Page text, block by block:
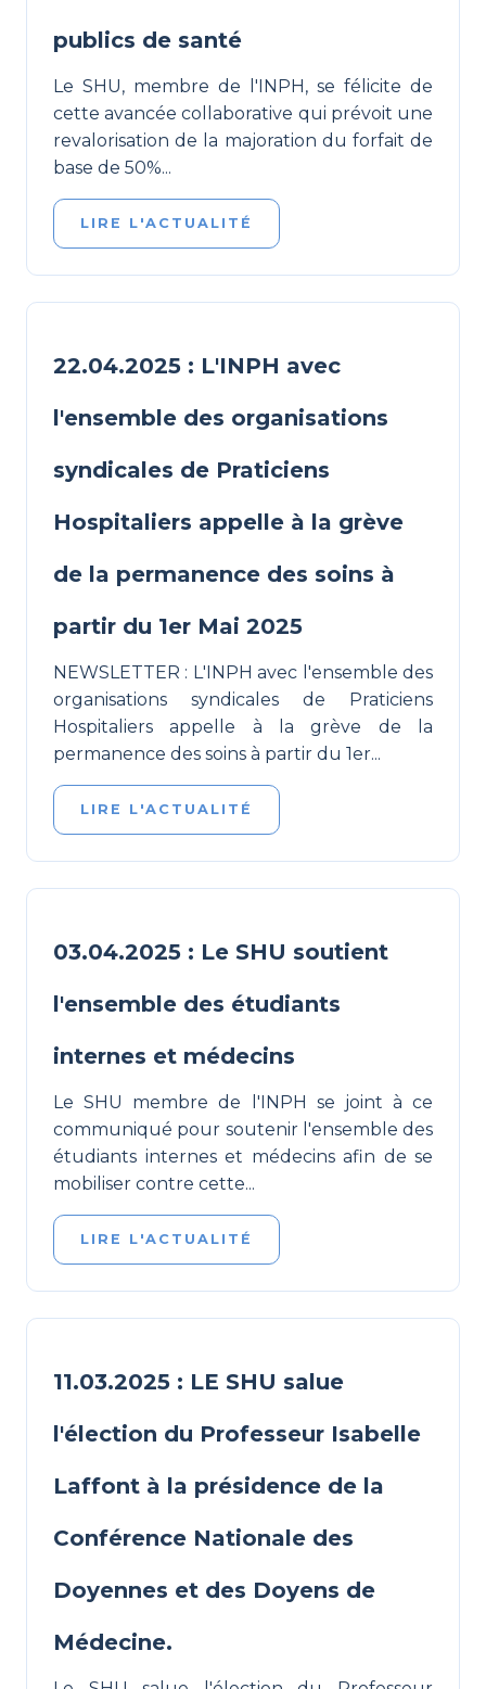
publics de santé
Le SHU, membre de l'INPH, se félicite de
cette avancée collaborative qui prévoit une
revalorisation de la majoration du forfait de
base de 50%...
LIRE L'ACTUALITÉ
22.04.2025 : L'INPH avec
l'ensemble des organisations
syndicales de Praticiens
Hospitaliers appelle à la grève
de la permanence des soins à
partir du 1er Mai 2025
NEWSLETTER : L'INPH avec l'ensemble des
organisations syndicales de Praticiens
Hospitaliers appelle à la grève de la
permanence des soins à partir du 1er...
LIRE L'ACTUALITÉ
03.04.2025 : Le SHU soutient
l'ensemble des étudiants
internes et médecins
Le SHU membre de l'INPH se joint à ce
communiqué pour soutenir l'ensemble des
étudiants internes et médecins afin de se
mobiliser contre cette...
LIRE L'ACTUALITÉ
11.03.2025 : LE SHU salue
l'élection du Professeur Isabelle
Laffont à la présidence de la
Conférence Nationale des
Doyennes et des Doyens de
Médecine.